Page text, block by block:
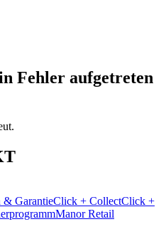
Fehler aufgetreten
& GarantieClick + CollectClick +
Manor Retail